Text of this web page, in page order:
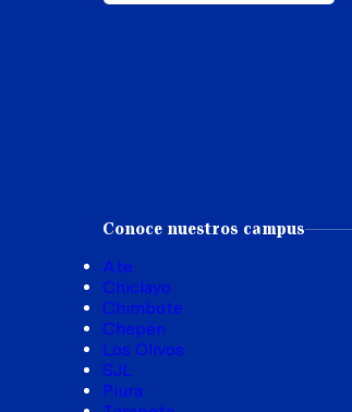
Conoce nuestros campus
Ate
Chiclayo
Chimbote
Chepén
Los Olivos
SJL
Piura